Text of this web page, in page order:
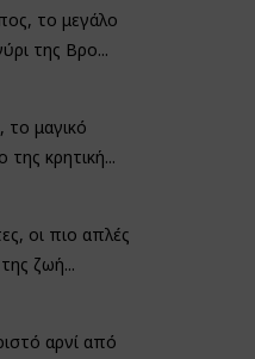
το μεγάλο
της Βρο...
το μαγικό
της κρητική...
οι πιο απλές
ζωή...
αρνί από